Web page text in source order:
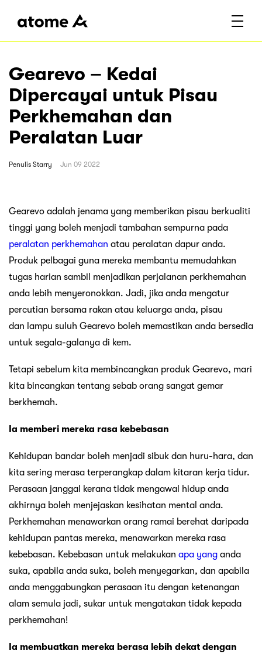
Gearevo – Kedai
Dipercayai untuk Pisau
Perkhemahan dan
Peralatan Luar
Penulis Starry Jun 09 2022
Gearevo adalah jenama yang memberikan pisau berkualiti
tinggi yang boleh menjadi tambahan sempurna pada
peralatan perkhemahan atau peralatan dapur anda.
Produk pelbagai guna mereka membantu memudahkan
tugas harian sambil menjadikan perjalanan perkhemahan
anda lebih menyeronokkan. Jadi, jika anda mengatur
percutian bersama rakan atau keluarga anda, pisau
dan lampu suluh Gearevo boleh memastikan anda bersedia
untuk segala-galanya di kem.
Tetapi sebelum kita membincangkan produk Gearevo, mari
kita bincangkan tentang sebab orang sangat gemar
berkhemah.
Ia memberi mereka rasa kebebasan
Kehidupan bandar boleh menjadi sibuk dan huru-hara, dan
kita sering merasa terperangkap dalam kitaran kerja tidur.
Perasaan janggal kerana tidak mengawal hidup anda
akhirnya boleh menjejaskan kesihatan mental anda.
Perkhemahan menawarkan orang ramai berehat daripada
kehidupan pantas mereka, menawarkan mereka rasa
kebebasan. Kebebasan untuk melakukan apa yang anda
suka, apabila anda suka, boleh menyegarkan, dan apabila
anda menggabungkan perasaan itu dengan ketenangan
alam semula jadi, sukar untuk mengatakan tidak kepada
perkhemahan!
Ia membuatkan mereka berasa lebih dekat dengan